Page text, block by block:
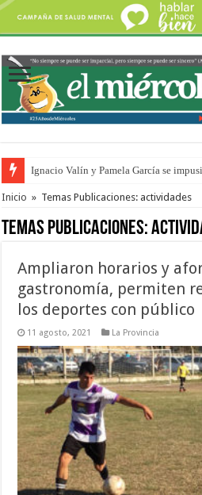
Ignacio Valín y Pamela García se
Traigo el litoral en mi canción: 100
Inicio » Temas Publicaciones: actividades
Temas Publicaciones:
Ampliaron horarios y
gastronomía, permiten
los deportes con público
11 agosto, 2021 La Provincia